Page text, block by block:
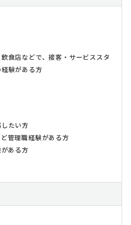
食店などで、接客・サービススタ
験がある方
たい方
管理職経験がある方
ある方